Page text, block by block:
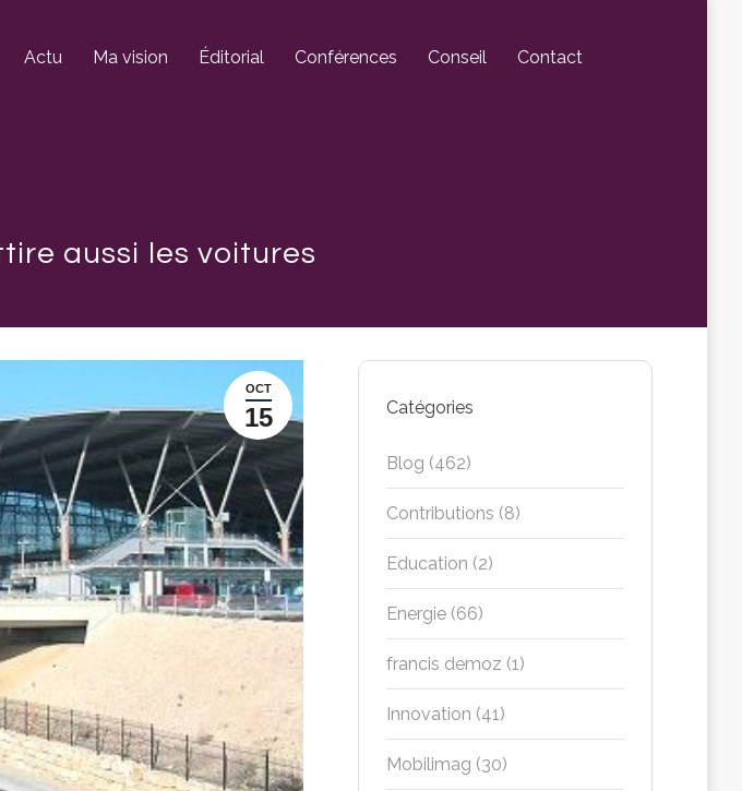
Actu Ma vision Éditorial Conférences Conseil Contact
aussi les voitures
OCT
15 Catégories
Blog (462)
Contributions (8)
Education (2)
Energie (66)
francis demoz (1)
Innovation (41)
Mobilimag (30)